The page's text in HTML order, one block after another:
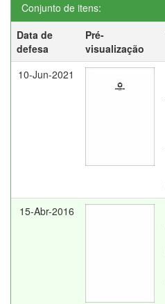
Conjunto de itens:
Data de
defesa
Pré-
visualização
10-Jun-2021
15-Abr-2016